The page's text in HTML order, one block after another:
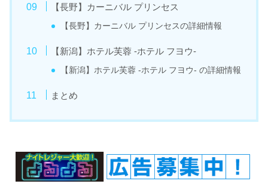
【長野】カーニバル プリンセス
【長野】カーニバル プリンセスの詳細情報
【新潟】ホテル芙蓉 -ホテル フヨウ-
【新潟】ホテル芙蓉 -ホテル フヨウ- の詳細情報
まとめ